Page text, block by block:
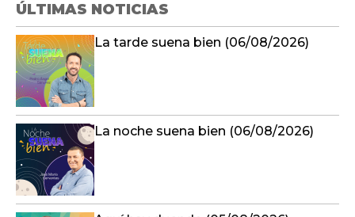
ÚLTIMAS NOTICIAS
La tarde suena bien (06/08/2026)
La noche suena bien (06/08/2026)